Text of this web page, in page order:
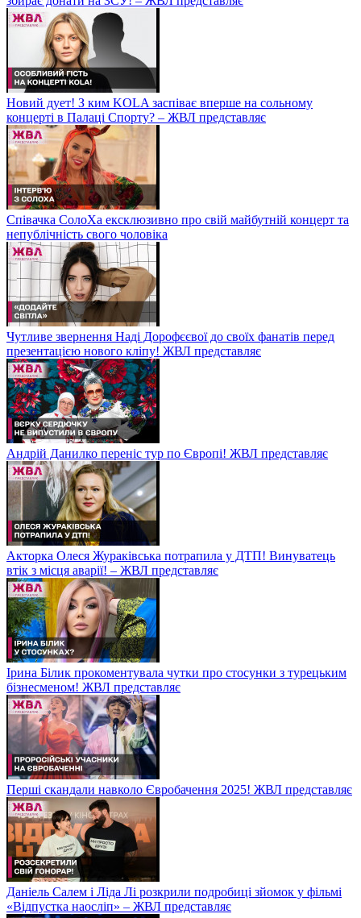
Новий дует! З ким KOLA заспіває вперше на сольному
концерті в Палаці Спорту? – ЖВЛ представляє
Співачка СолоХа ексклюзивно про свій майбутній концерт та
непублічність свого чоловіка
Чутливе звернення Наді Дорофєєвої до своїх фанатів перед
презентацією нового кліпу! ЖВЛ представляє
Андрій Данилко переніс тур по Європі! ЖВЛ представляє
Акторка Олеся Жураківська потрапила у ДТП! Винуватець
втік з місця аварії! – ЖВЛ представляє
Ірина Білик прокоментувала чутки про стосунки з турецьким
бізнесменом! ЖВЛ представляє
Перші скандали навколо Євробачення 2025! ЖВЛ представляє
Даніель Салем і Ліда Лі розкрили подробиці зйомок у фільмі
«Відпустка наосліп» – ЖВЛ представляє